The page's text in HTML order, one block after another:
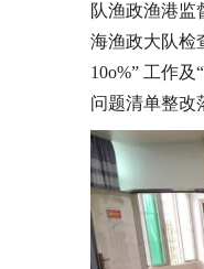
队渔政渔港监
海渔政大队检
10o%” 工作及
问题清单整改